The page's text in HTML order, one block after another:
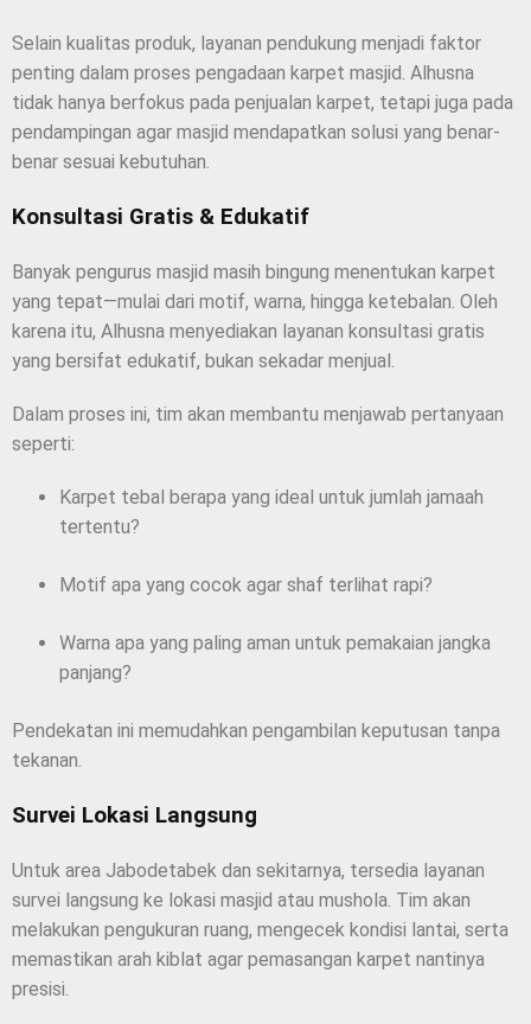
Selain kualitas produk, layanan pendukung menjadi faktor
penting dalam proses pengadaan karpet masjid. Alhusna
tidak hanya berfokus pada penjualan karpet, tetapi juga pada
pendampingan agar masjid mendapatkan solusi yang benar-
benar sesuai kebutuhan.
Konsultasi Gratis & Edukatif
Banyak pengurus masjid masih bingung menentukan karpet
yang tepat—mulai dari motif, warna, hingga ketebalan. Oleh
karena itu, Alhusna menyediakan layanan konsultasi gratis
yang bersifat edukatif, bukan sekadar menjual.
Dalam proses ini, tim akan membantu menjawab pertanyaan
seperti:
Karpet tebal berapa yang ideal untuk jumlah jamaah
tertentu?
Motif apa yang cocok agar shaf terlihat rapi?
Warna apa yang paling aman untuk pemakaian jangka
panjang?
Pendekatan ini memudahkan pengambilan keputusan tanpa
tekanan.
Survei Lokasi Langsung
Untuk area Jabodetabek dan sekitarnya, tersedia layanan
survei langsung ke lokasi masjid atau mushola. Tim akan
melakukan pengukuran ruang, mengecek kondisi lantai, serta
memastikan arah kiblat agar pemasangan karpet nantinya
presisi.